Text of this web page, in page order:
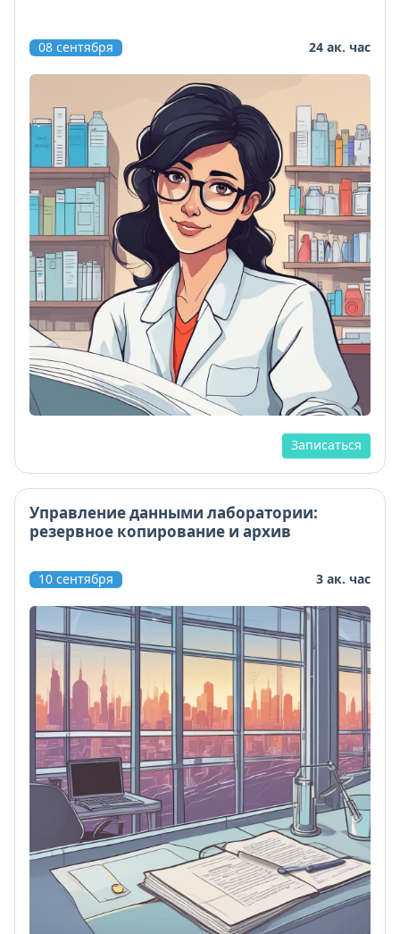
08 сентября 24 ак. час
Записаться
Управление данными лаборатории:
резервное копирование и архив
10 сентября 3 ак. час